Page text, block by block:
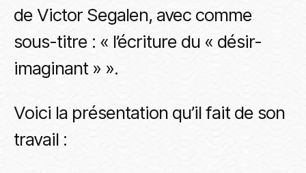
de Victor Segalen, avec comme
sous-titre : « l’écriture du « désir-
imaginant » ».
Voici la présentation qu’il fait de son
travail :